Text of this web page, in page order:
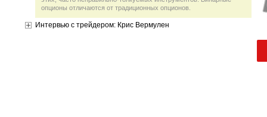
опционы отличаются от традиционных опционов.
Интервью с трейдером: Крис Вермулен